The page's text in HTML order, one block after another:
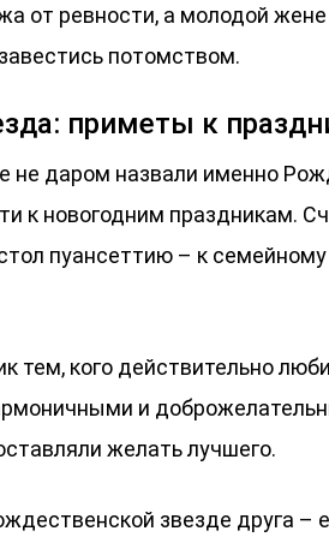
от ревности, а молодой
потомством.
приметы к
не даром назвали именно
к новогодним праздникам.
пуансеттию – к
тем, кого действительно
и
желать лучшего.
звезде друга –